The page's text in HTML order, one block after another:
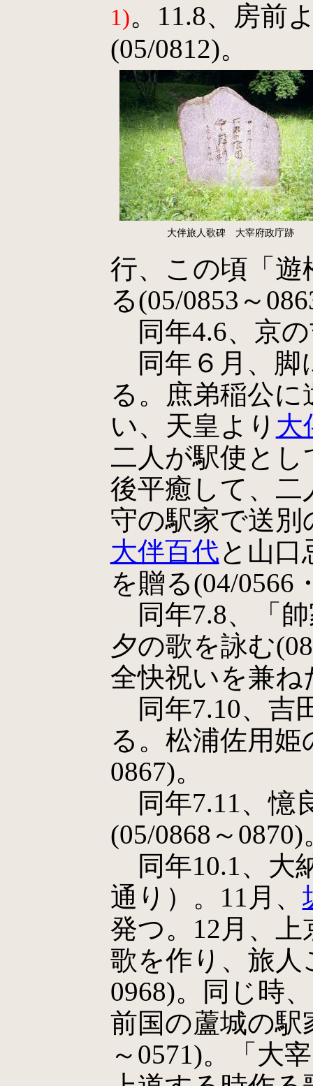
1)。11.8、房前
(05/0812)。
大伴旅人歌碑 大宰府政庁跡
行、この頃「遊
る(05/0853～
同年4.6、京
同年６月、脚
る。庶弟稲公
い、天皇より 大
二人が駅使と
後平癒して、二
守の駅家で送
大伴百代と山口
を贈る(04/0566
同年7.8、「
夕の歌を詠む
全快祝いを兼ね
同年7.10、吉
る。松浦佐用姫
0867)。
同年7.11、憶
(05/0868～0870)
同年10.1、大
通り）。11月、
発つ。12月、
歌を作り、旅人
0968)。同じ時
前国の蘆城の駅
～0571)。「大